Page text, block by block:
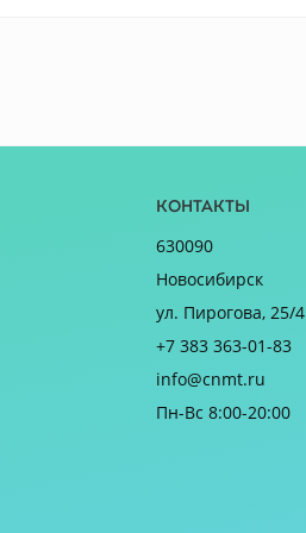
Контакты
630090
Новосибирск
ул. Пирогова, 25/4
+7 383 363-01-83
info@cnmt.ru
Пн-Вс 8:00-20:00